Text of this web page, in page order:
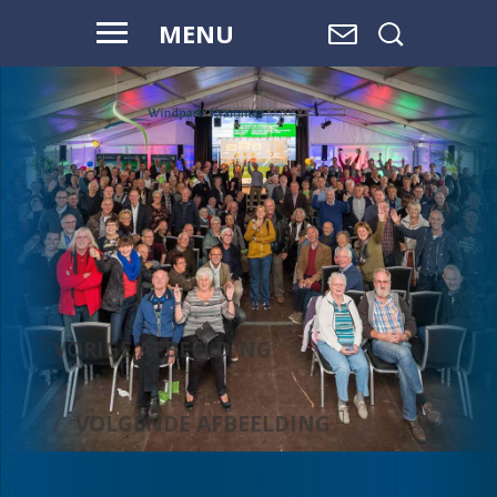
MENU
WAAR WATER
OVERGAAT IN
LAND,
EN LAND
OVERGAAT
IN WATER, IS
RUIMTE.
VORIGE AFBEELDING
VOLGENDE AFBEELDING